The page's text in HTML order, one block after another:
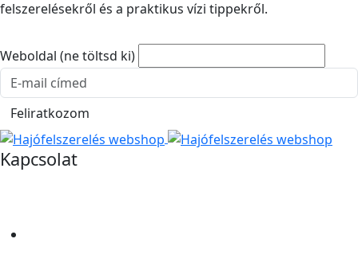
felszerelésekről és a praktikus vízi tippekről.
Weboldal (ne töltsd ki)
E-mail cím
Feliratkozom
Kapcsolat